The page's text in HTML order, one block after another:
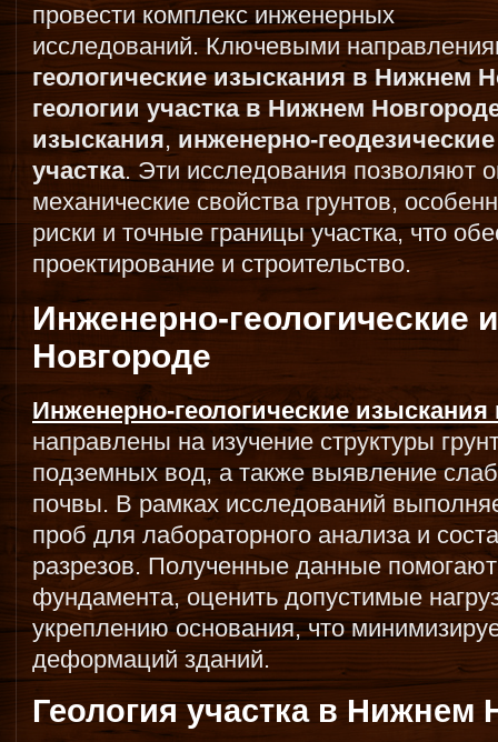
провести комплекс инженерных
исследований. Ключевыми
геологические изыскания в Нижнем
геологии участка в Нижнем
изыскания, инженерно-
участка. Эти исследования позволяют
механические свойства грунтов,
риски и точные границы участка, что
проектирование и строительство.
Инженерно-геологические
Новгороде
Инженерно-геологические
направлены на изучение структуры
подземных вод, а также выявление
почвы. В рамках исследований
проб для лабораторного анализа и
разрезов. Полученные данные
фундамента, оценить допустимые
укреплению основания, что
деформаций зданий.
Геология участка в Нижнем